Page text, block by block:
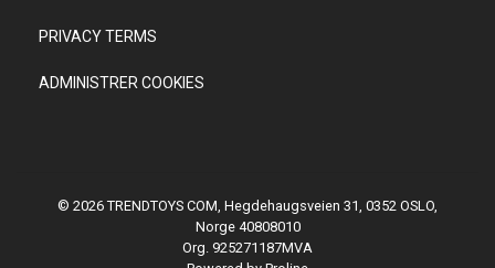
PRIVACY TERMS
ADMINISTRER COOKIES
© 2026 TRENDTOYS COM, Hegdehaugsveien 31, 0352 OSLO,
Norge 40808010
Org. 925271187MVA